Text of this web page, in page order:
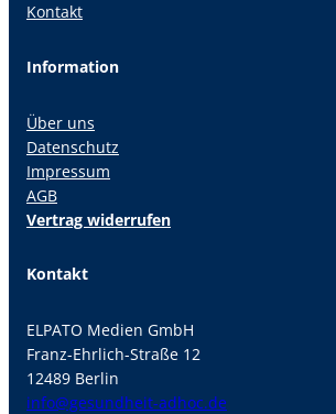
Kontakt
Information
Über uns
Datenschutz
Impressum
AGB
Vertrag widerrufen
Kontakt
ELPATO Medien GmbH
Franz-Ehrlich-Straße 12
12489 Berlin
info@gesundheit-adhoc.de